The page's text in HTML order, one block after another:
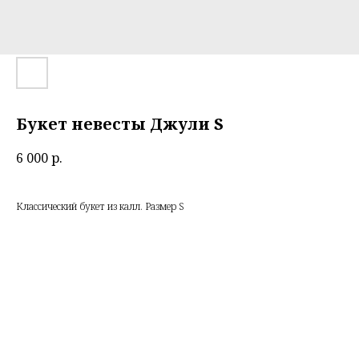
Букет невесты Джули S
6 000р.
Классический букет из калл. Размер S